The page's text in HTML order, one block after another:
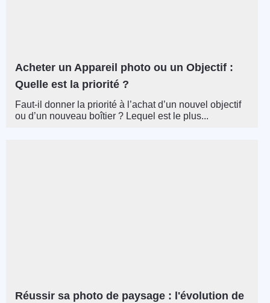
Acheter un Appareil photo ou un Objectif :
Quelle est la priorité ?
Faut-il donner la priorité à l’achat d’un nouvel objectif
ou d’un nouveau boîtier ? Lequel est le plus...
Réussir sa photo de paysage : l'évolution de